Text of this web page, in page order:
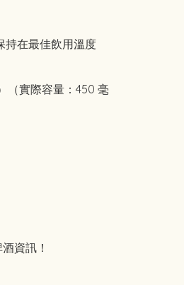
在最佳飲用溫度
（實際容量：450 毫
資訊！